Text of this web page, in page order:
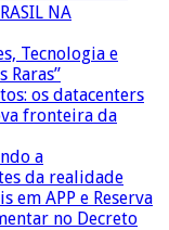
NA
Tecnologia e
Raras”
os datacenters
fronteira da
a
da realidade
em APP e Reserva
no Decreto